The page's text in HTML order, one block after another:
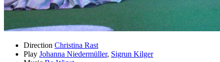
Direction Christina Rast
Play Johanna Niedermüller, Sigrun Kilger